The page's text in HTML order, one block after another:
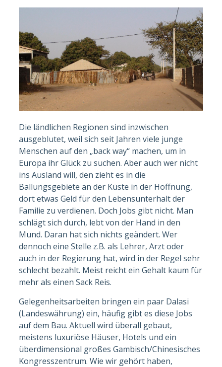
Die ländlichen Regionen sind inzwischen
ausgeblutet, weil sich seit Jahren viele junge
Menschen auf den „back way“ machen, um in
Europa ihr Glück zu suchen. Aber auch wer nicht
ins Ausland will, den zieht es in die
Ballungsgebiete an der Küste in der Hoffnung,
dort etwas Geld für den Lebensunterhalt der
Familie zu verdienen. Doch Jobs gibt nicht. Man
schlägt sich durch, lebt von der Hand in den
Mund. Daran hat sich nichts geändert. Wer
dennoch eine Stelle z.B. als Lehrer, Arzt oder
auch in der Regierung hat, wird in der Regel sehr
schlecht bezahlt. Meist reicht ein Gehalt kaum für
mehr als einen Sack Reis.
Gelegenheitsarbeiten bringen ein paar Dalasi
(Landeswährung) ein, häufig gibt es diese Jobs
auf dem Bau. Aktuell wird überall gebaut,
meistens luxuriöse Häuser, Hotels und ein
überdimensional großes Gambisch/Chinesisches
Kongresszentrum. Wie wir gehört haben,